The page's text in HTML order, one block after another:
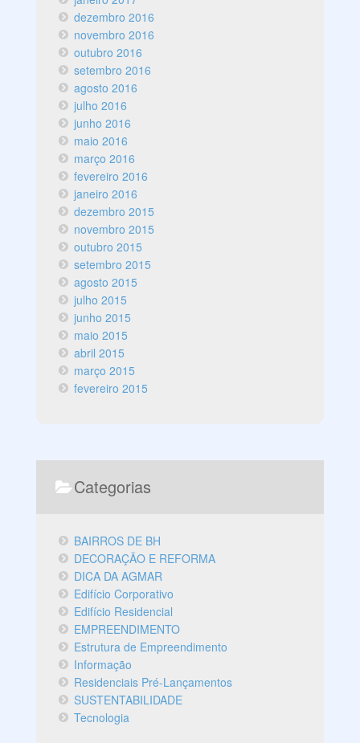
dezembro 2016
novembro 2016
outubro 2016
setembro 2016
agosto 2016
julho 2016
junho 2016
maio 2016
março 2016
fevereiro 2016
janeiro 2016
dezembro 2015
novembro 2015
outubro 2015
setembro 2015
agosto 2015
julho 2015
junho 2015
maio 2015
abril 2015
março 2015
fevereiro 2015
Categorias
BAIRROS DE BH
DECORAÇÃO E REFORMA
DICA DA AGMAR
Edifício Corporativo
Edifício Residencial
EMPREENDIMENTO
Estrutura de Empreendimento
Informação
Residenciais Pré-Lançamentos
SUSTENTABILIDADE
Tecnologia